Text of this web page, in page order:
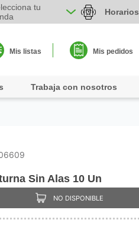
tu
Horarios
Mis listas Mis pedidos
Trabaja con nosotros
Sin Alas 10 Un
NO DISPONIBLE